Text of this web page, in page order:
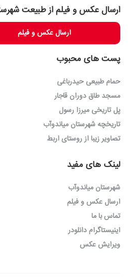
ارسال عکس و فیلم از طبیعت
ارسال عکس و فیلم
پست های محبوب
حمام طبیعی حیدرباغی
مسجد طاق دوران قاجار
پل تاریخی میرزا رسول
تاریخچه شهرستان میاندوآب
تصاویر زیبا از روستای اربط
لینک های مفید
شهرستان میاندوآب
ارسال عکس و فیلم
تماس با ما
اینیستاگرام دانلودر
ویرایش عکس